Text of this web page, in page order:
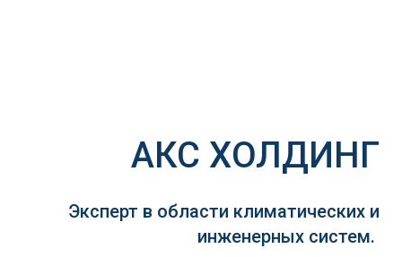
АКС ХОЛДИНГ
Эксперт в области климатических и
инженерных систем.